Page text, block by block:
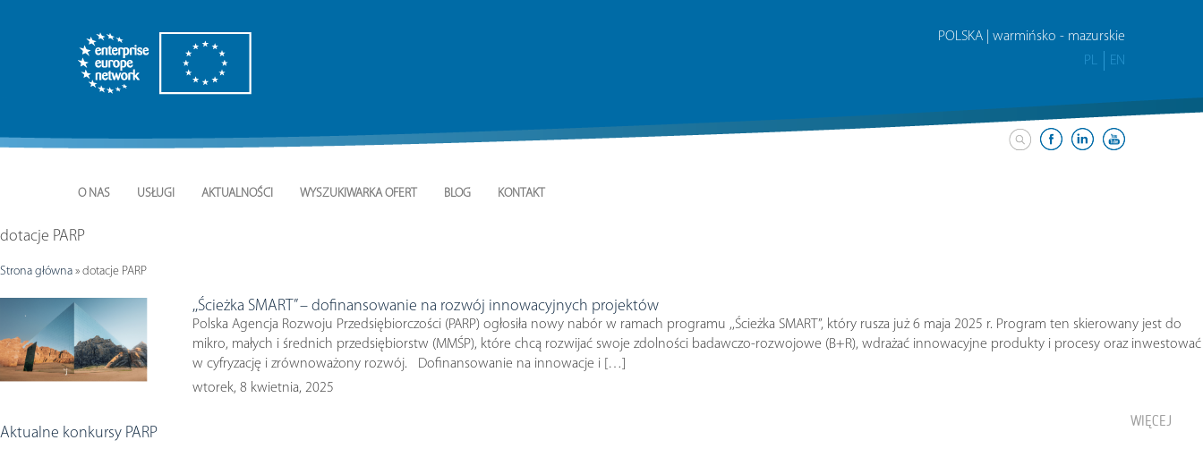
POLSKA | warmińsko - mazurskie
PL
EN
O NAS USŁUGI AKTUALNOŚCI WYSZUKIWARKA OFERT BLOG KONTAKT
dotacje PARP
Strona główna » dotacje PARP
,,Ścieżka SMART” – dofinansowanie na rozwój innowacyjnych projektów
Polska Agencja Rozwoju Przedsiębiorczości (PARP) ogłosiła nowy nabór w ramach programu ,,Ścieżka SMART”, który rusza już 6 maja 2025 r. Program ten skierowany jest do
mikro, małych i średnich przedsiębiorstw (MMŚP), które chcą rozwijać swoje zdolności badawczo-rozwojowe (B+R), wdrażać innowacyjne produkty i procesy oraz inwestować
w cyfryzację i zrównoważony rozwój. Dofinansowanie na innowacje i […]
wtorek, 8 kwietnia, 2025
WIĘCEJ
Aktualne konkursy PARP